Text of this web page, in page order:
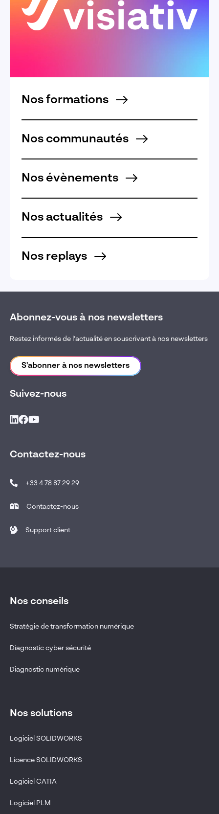
Nos formations
Nos communautés
Nos évènements
Nos actualités
Nos replays
Abonnez-vous à nos newsletters
Restez informés de l’actualité en souscrivant à nos newsletters
S'abonner à nos newsletters
Suivez-nous
Contactez-nous
+33 4 78 87 29 29
Contactez-nous
Support client
Nos conseils
Stratégie de transformation numérique
Diagnostic cyber sécurité
Diagnostic numérique
Nos solutions
Logiciel SOLIDWORKS
Licence SOLIDWORKS
Logiciel CATIA
Logiciel PLM